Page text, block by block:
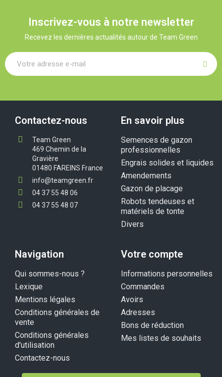
Inscrivez-vous à notre newsletter
Recevez les dernières actualités autour de Team Green
Contactez-nous
Team Green
469 Chemin de la
Gravière
01480 FAREINS France
info@teamgreen.fr
04 37 55 48 06
04 37 55 48 07
En savoir plus
Semences de gazon
professionnelles
Engrais solides et liquides
Amendements
Gazon de placage
Robots tendeuses et
matériels de tonte
Divers
Navigation
Qui sommes-nous ?
Lexique
Mentions légales
Conditions générales de
vente
Conditions générales
d'utilisation
Contactez-nous
Votre compte
Informations personnelles
Commandes
Avoirs
Adresses
Bons de réduction
Mes listes de souhaits